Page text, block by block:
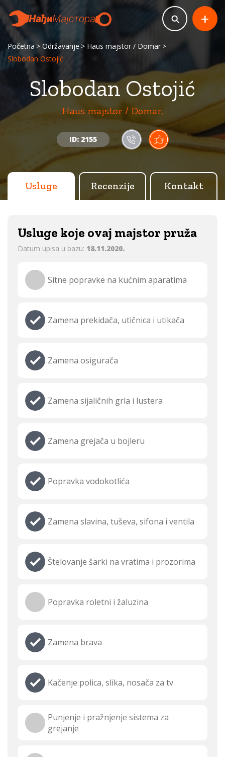
Početna Održavanje
Haus majstor / Domar
Slobodan Ostojić
Slobodan Ostojić
Haus majstor / Domar,
ID: 2155
+
Usluge Recenzije Kontakt
Usluge koje ovaj majstor pruža
Datum upisa u bazu: 18.11.2020.
Sitne popravke na kućnim aparatima
Zamena prekidača, utičnica i utikača
Zamena osigurača
Zamena sijaličnih grla i lustera
Zamena grejača u bojleru
Popravka vodokotlića
Zamena slavina, tuševa, sifona i ventila
Štelovanje šarki na vratima i prozorima
Popravka roletni i žaluzina
Zamena brava
Kačenje polica, slika, nosača za tv
Punjenje i pražnjenje sistema za
grejanje